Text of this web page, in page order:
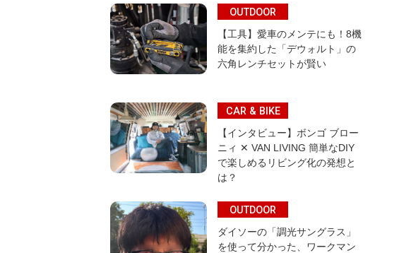
OUTDOOR
【工具】愛車のメンテにも！8機
能を集約した「デウォルト」の
六角レンチセットが賢い
CAR & BIKE
【インタビュー】ボンゴ ブロー
ニィ ✕ VAN LIVING 簡単なDIY
で楽しめるリビング化の発想と
は？
OUTDOOR
ダイソーの「調光サングラス」
を使って分かった、ワークマン